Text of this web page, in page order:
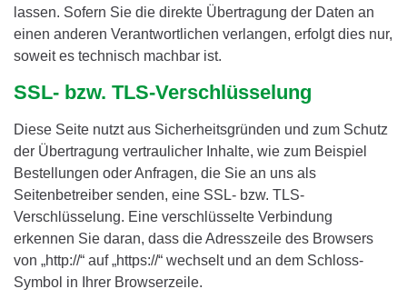
lassen. Sofern Sie die direkte Übertragung der Daten an
einen anderen Verantwortlichen verlangen, erfolgt dies nur,
soweit es technisch machbar ist.
SSL- bzw. TLS-Verschlüsselung
Diese Seite nutzt aus Sicherheitsgründen und zum Schutz
der Übertragung vertraulicher Inhalte, wie zum Beispiel
Bestellungen oder Anfragen, die Sie an uns als
Seitenbetreiber senden, eine SSL- bzw. TLS-
Verschlüsselung. Eine verschlüsselte Verbindung
erkennen Sie daran, dass die Adresszeile des Browsers
von „http://“ auf „https://“ wechselt und an dem Schloss-
Symbol in Ihrer Browserzeile.